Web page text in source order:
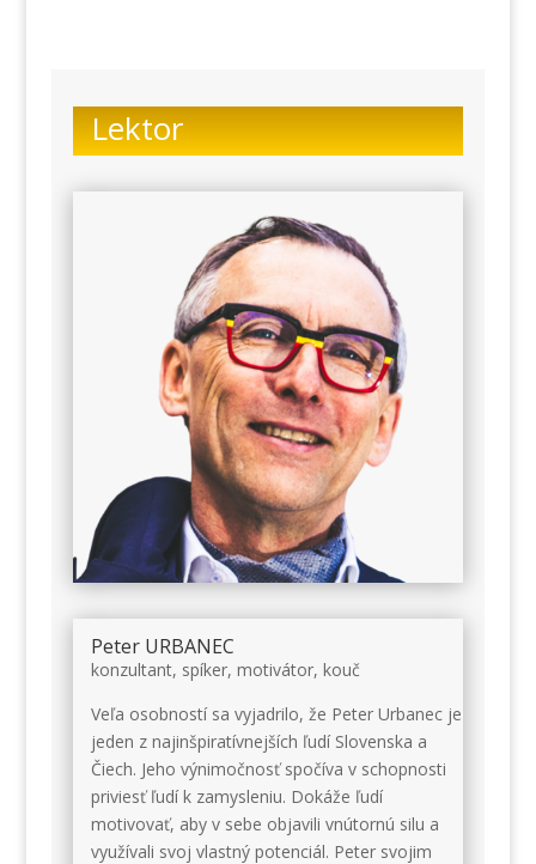
Lektor
Peter URBANEC
konzultant, spíker, motivátor, kouč
Veľa osobností sa vyjadrilo, že Peter Urbanec je
jeden z najinšpiratívnejších ľudí Slovenska a
Čiech. Jeho výnimočnosť spočíva v schopnosti
priviesť ľudí k zamysleniu. Dokáže ľudí
motivovať, aby v sebe objavili vnútornú silu a
využívali svoj vlastný potenciál. Peter svojim